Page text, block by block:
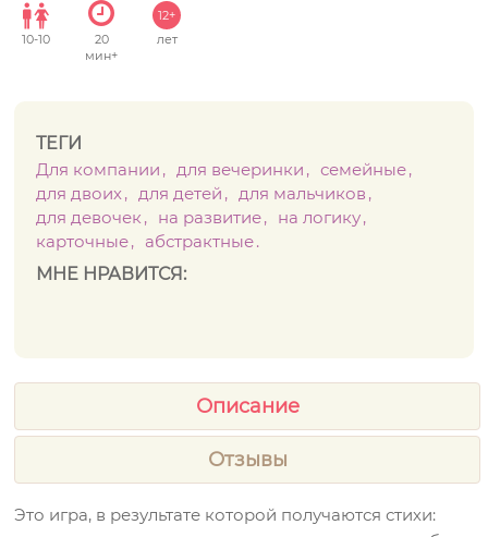
10-10
20
мин+
12+
лет
ТЕГИ
Для компании
для вечеринки
семейные
для двоих
для детей
для мальчиков
для девочек
на развитие
на логику
карточные
абстрактные
МНЕ НРАВИТСЯ:
Описание
Отзывы
Это игра, в результате которой получаются стихи: